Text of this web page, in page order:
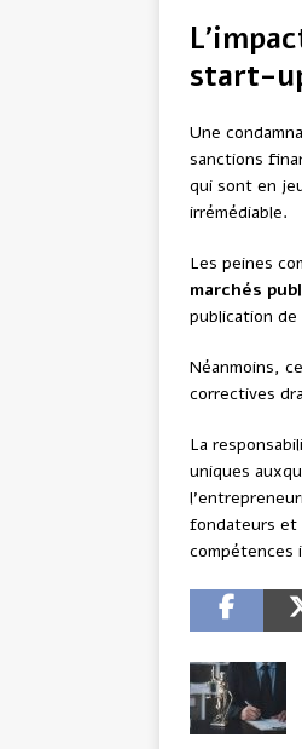
start-
Une
sanctions
qui sont en
irrémédiable.
Les peines
marchés
publication
Néanmoins,
correctives
La
uniques
fondateurs et
compétences